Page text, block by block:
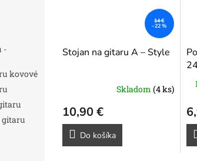
-
kovové
gitaru
14 €
–22 %
Stojan na gitaru A – Style
Skladom (4 ks)
10,90 €
Do košíka